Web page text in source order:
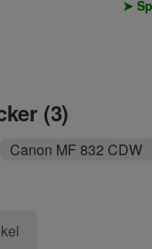
➤
(3)
Canon MF 832 CDW